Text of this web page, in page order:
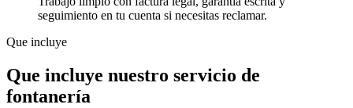
seguimiento en tu cuenta si necesitas reclamar.
Que incluye
Que incluye nuestro servicio de
fontanería